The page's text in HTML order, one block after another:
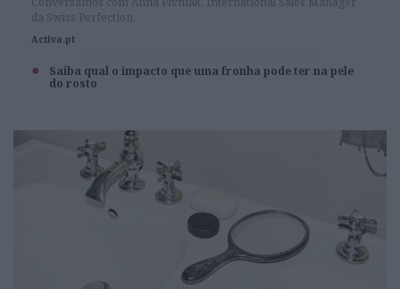
da Swiss Perfection.
Activa.pt
Saiba qual o impacto que uma fronha pode ter na pele
do rosto